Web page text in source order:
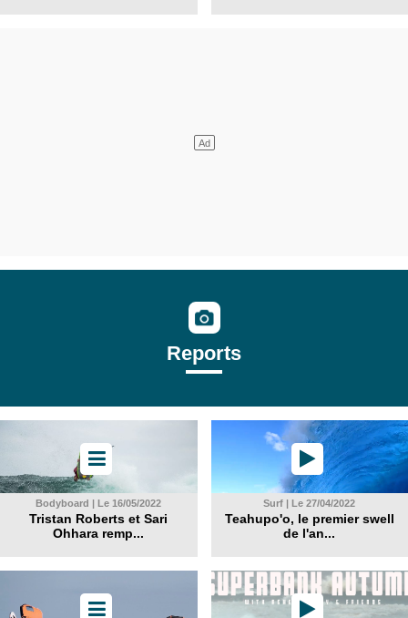
Reports
Bodyboard | Le 16/05/2022
Tristan Roberts et Sari
Ohhara remp...
Surf | Le 27/04/2022
Teahupo'o, le premier swell
de l'an...